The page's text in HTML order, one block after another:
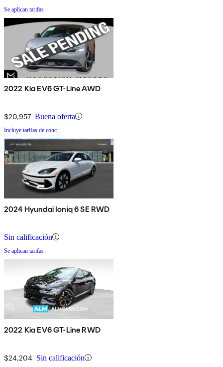
Se aplican tarifas
2022 Kia EV6 GT-Line AWD
$20,957 Buena oferta
Incluye tarifas de conc.
2024 Hyundai Ioniq 6 SE RWD
Sin calificación
Se aplican tarifas
2022 Kia EV6 GT-Line RWD
$24,204 Sin calificación